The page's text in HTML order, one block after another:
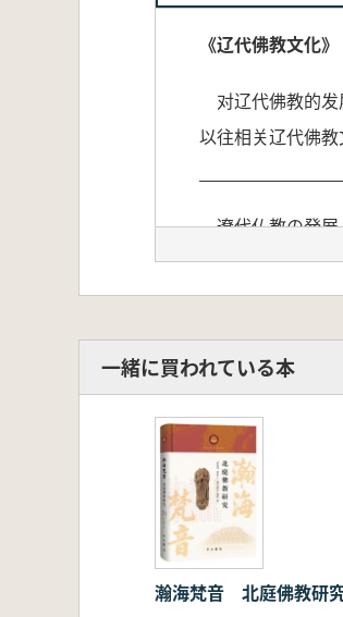
《辽代佛教文化》
对辽代佛教的发
以往相关辽代佛
遼代仏教の発展
を引き、内容も
遼代の高僧、遼
一緒に買われている本
瀚海梵音 北庭佛教研